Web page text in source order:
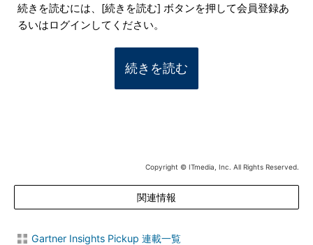
続きを読むには、[続きを読む] ボタンを押して会員登録あ
るいはログインしてください。
続きを読む
Copyright © ITmedia, Inc. All Rights Reserved.
関連情報
Gartner Insights Pickup 連載一覧